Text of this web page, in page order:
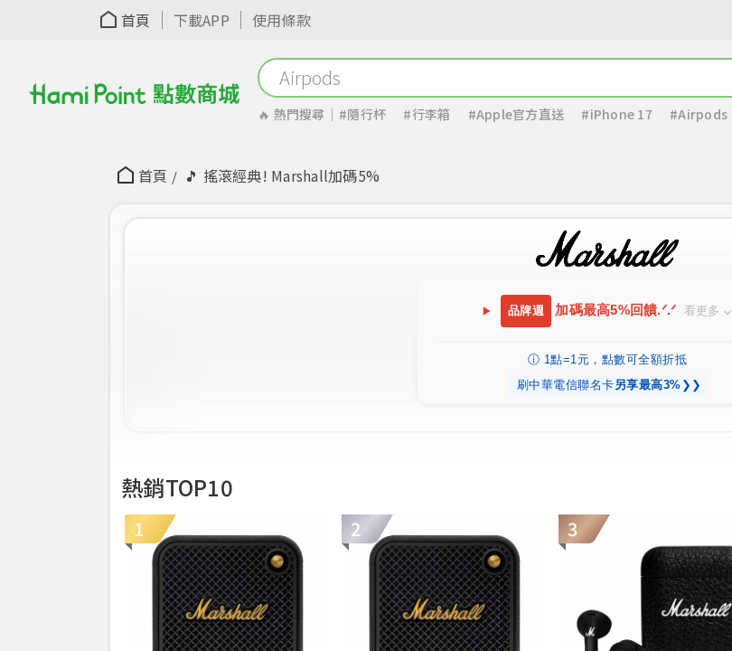
首頁 下載APP 使用條款
🔥 熱門搜尋｜ #隨行杯 #行李箱 #Apple官方直送 #iPhone 17 #Airpods
首頁 🎵 搖滾經典! Marshall加碼5%
品牌週 加碼最高5%回饋.ᐟ.ᐟ 看更多 ⌵
ⓘ 1點=1元，點數可全額折抵
刷中華電信聯名卡 另享最高3% ❯❯
熱銷TOP10
1 2 3